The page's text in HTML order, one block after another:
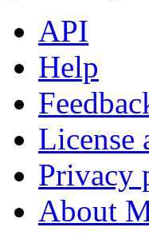
API
Help
License
Privacy
About